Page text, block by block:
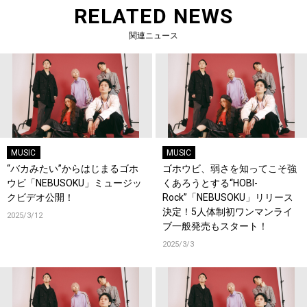
RELATED NEWS
関連ニュース
MUSIC
“バカみたい”からはじまるゴホ
ウビ「NEBUSOKU」ミュージッ
クビデオ公開！
2025/3/12
MUSIC
ゴホウビ、弱さを知ってこそ強
くあろうとする“HOBI-
Rock”「NEBUSOKU」リリース
決定！5人体制初ワンマンライ
ブ一般発売もスタート！
2025/3/3